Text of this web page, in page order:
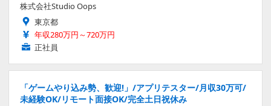
株式会社Studio Oops
東京都
年収280万円～720万円
正社員
「ゲームやり込み勢、歓迎!」/アプリテスター/月収30万可/
未経験OK/リモート面接OK/完全土日祝休み